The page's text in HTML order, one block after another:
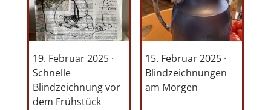
19. Februar 2025 ·
Schnelle
Blindzeichnung vor
dem Frühstück
15. Februar 2025 ·
Blindzeichnungen
am Morgen